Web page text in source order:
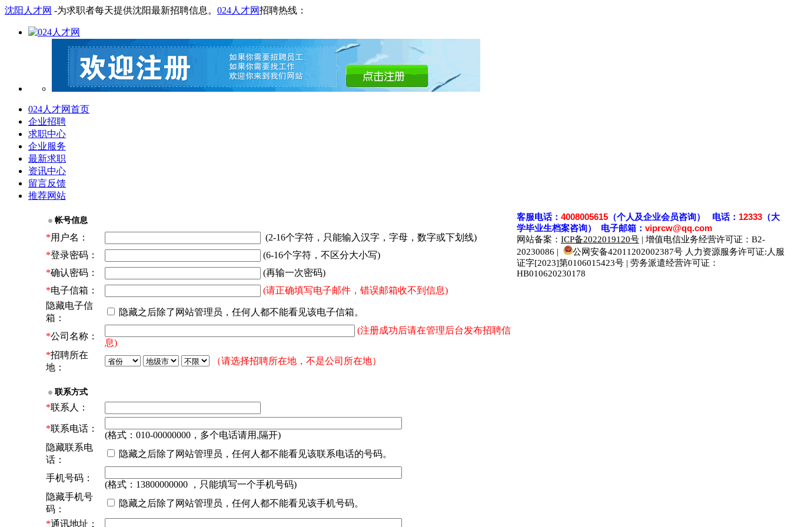
沈阳人才网 -为求职者每天提供沈阳最新招聘信息。 024人才网招聘热线：
024人才网首页
企业招聘
求职中心
企业服务
最新求职
资讯中心
留言反馈
推荐网站
帐号信息
*用户名：
(2-16个字符，只能输入汉字，字母，数字或下划线)
*登录密码：
(6-16个字符，不区分大小写)
*确认密码：
(再输一次密码)
*电子信箱：
(请正确填写电子邮件，错误邮箱收不到信息)
隐藏电子信
箱：
隐藏之后除了网站管理员，任何人都不能看见该电子信箱。
*公司名称：
(注册成功后请在管理后台发布招聘信
息)
*招聘所在
地：
（请选择招聘所在地，不是公司所在地）
联系方式
*联系人：
*联系电话：
(格式：010-00000000，多个电话请用,隔开)
隐藏联系电
话：
隐藏之后除了网站管理员，任何人都不能看见该联系电话的号码。
手机号码：
(格式：13800000000 ，只能填写一个手机号码)
隐藏手机号
码：
隐藏之后除了网站管理员，任何人都不能看见该手机号码。
*通讯地址：
客服电话： 4008005615 （个人及企业会员咨询） 电话： 12333 （大
学毕业生档案咨询） 电子邮箱： viprcw@qq.com
网站备案： ICP备2022019120号 | 增值电信业务经营许可证：B2-
20230086 |
公网安备42011202002387号 人力资源服务许可证:人服
证字[2023]第0106015423号 | 劳务派遣经营许可证：
HB010620230178